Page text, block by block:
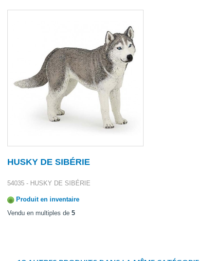
HUSKY DE SIBÉRIE
54035 - HUSKY DE SIBÉRIE
Produit en inventaire
Vendu en multiples de 5